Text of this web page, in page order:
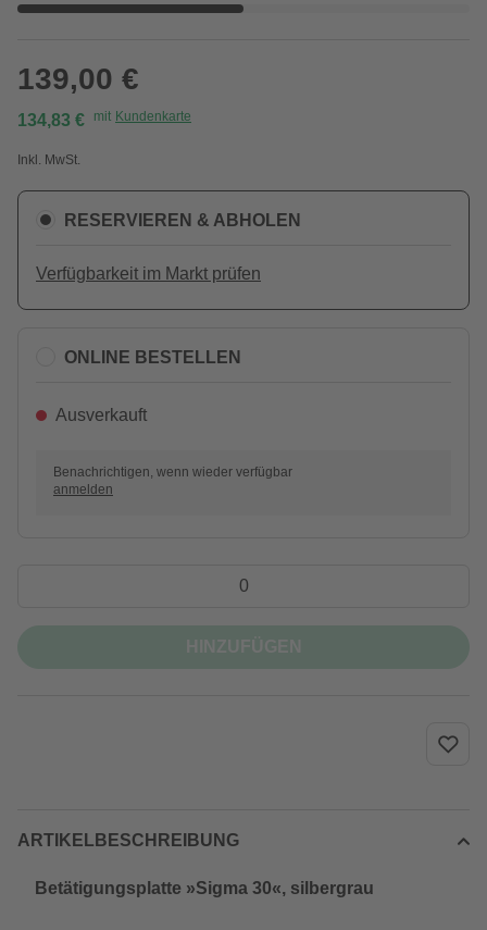
139,00 €
134,83 € mit Kundenkarte
Inkl. MwSt.
RESERVIEREN & ABHOLEN
Verfügbarkeit im Markt prüfen
ONLINE BESTELLEN
Ausverkauft
Benachrichtigen, wenn wieder verfügbar
anmelden
ARTIKELBESCHREIBUNG
Betätigungsplatte »Sigma 30«, silbergrau